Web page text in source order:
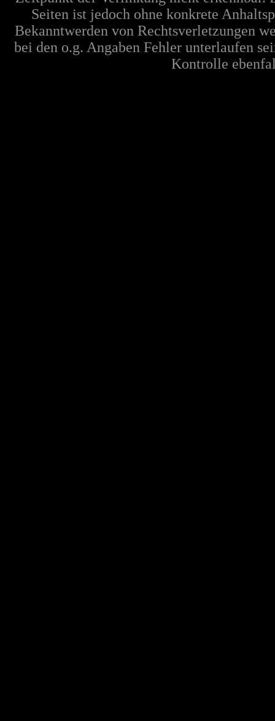
Seiten ist jedoch ohne konkrete
Bekanntwerden von Rechtsverletzungen
bei den o.g. Angaben Fehler unterlaufen
Kontrolle